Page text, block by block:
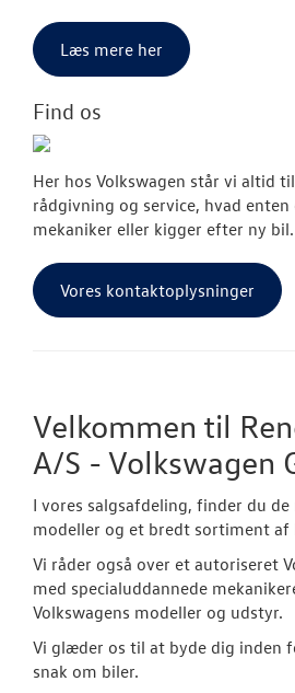
Læs mere her
Find os
Her hos Volkswagen står vi altid
rådgivning og service, hvad
mekaniker eller kigger efter ny bil.
Vores kontaktoplysninger
Velkommen til
A/S - Volkswagen
I vores salgsafdeling, finder du de
modeller og et bredt sortiment af
Vi råder også over et autoriseret
med specialuddannede
Volkswagens modeller og udstyr.
Vi glæder os til at byde dig inden
snak om biler.